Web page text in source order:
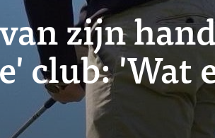
zijn
club: 'Wat